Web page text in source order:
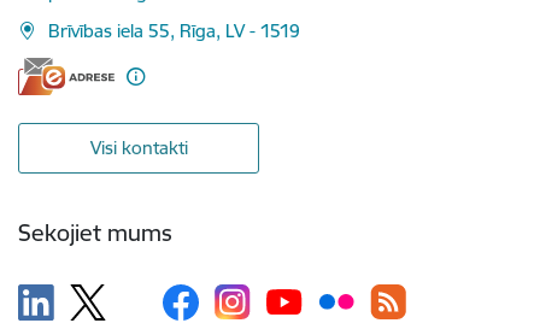
Brīvības iela 55, Rīga, LV - 1519
Visi kontakti
Sekojiet mums